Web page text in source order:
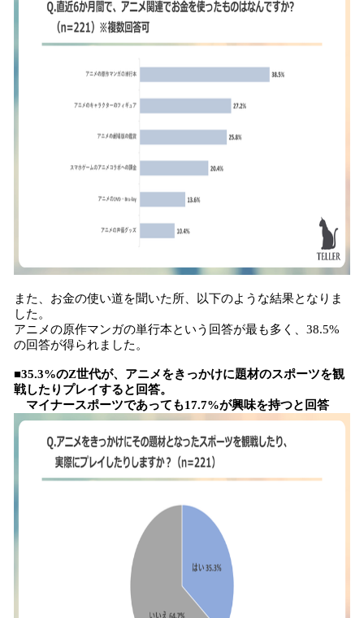
また、お金の使い道を聞いた所、以下のような結果となりま
した。
アニメの原作マンガの単行本という回答が最も多く、38.5%
の回答が得られました。
■35.3%のZ世代が、アニメをきっかけに題材のスポーツを観
戦したりプレイすると回答。
マイナースポーツであっても17.7%が興味を持つと回答